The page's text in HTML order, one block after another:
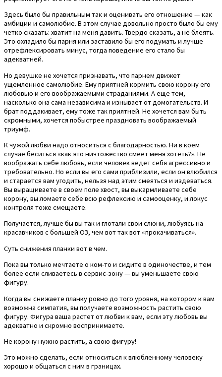
Здесь было бы правильным так и оценивать его отношение — как
амбиции и самолюбие. В этом случае довольно просто было бы ему
четко сказать: хватит на меня давить. Твердо сказать, а не блеять.
Это охладило бы парня или заставило бы его подумать и лучше
отрефлексировать минус, тогда поведение его стало бы
адекватней.
Но девушке не хочется признавать, что парнем движет
ущемленное самолюбие. Ему приятней кормить свою корону его
любовью и его воображаемыми страданиями. А еще тем,
насколько она сама независима и изнывает от домогательств. И
брат поддакивает, ему тоже так приятней. Не хочется вам быть
скромными, хочется побыстрее праздновать воображаемый
триумф.
К чужой любви надо относиться с благодарностью. Ни в коем
случае беситься «как это ничтожество смеет меня хотеть?». Не
воображать себе любовь, если человек ведет себя агрессивно и
требовательно. Но если вы его сами приблизили, если он влюбился
и старается вам угодить, нельзя над этим смеяться и издеваться.
Вы выращиваете в своем поле хвост, вы выкармливаете себе
корону, вы ломаете себе всю рефлексию и самооценку, и локус
контроля тоже смещаете.
Получается, лучше бы вы так и глотали свои слюни, любуясь на
красавчиков с большей ОЗ, чем вот так вот «прокачиваться».
Суть снижения планки вот в чем.
Пока вы только мечтаете о ком-то и сидите в одиночестве, и тем
более если сливаетесь в сервис-зону — вы уменьшаете свою
фигуру.
Когда вы снижаете планку ровно до того уровня, на котором к вам
возможна симпатия, вы получаете возможность растить свою
фигуру. Фигура ваша растет от любви к вам, если эту любовь вы
адекватно и скромно воспринимаете.
Не корону нужно растить, а свою фигуру!
Это можно сделать, если относиться к влюбленному человеку
хорошо и общаться с ним в границах.